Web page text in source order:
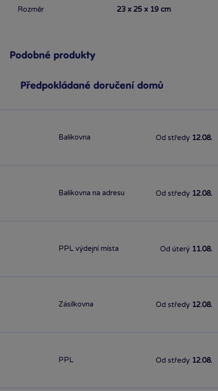
Rozměr 23 x 25 x 19 cm
Podobné produkty
Předpokládané doručení domů
Balíkovna Od středy 12.08.
Balíkovna na adresu Od středy 12.08.
PPL výdejní místa Od úterý 11.08.
Zásilkovna Od středy 12.08.
PPL Od středy 12.08.